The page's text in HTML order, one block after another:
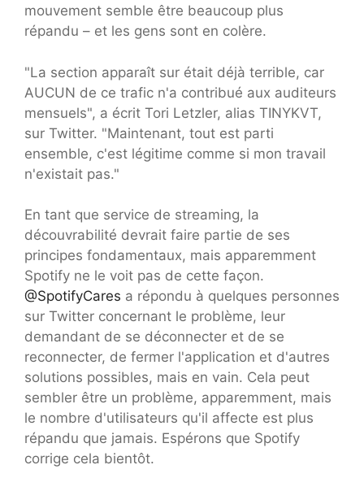
mouvement semble être beaucoup plus
répandu – et les gens sont en colère.
"La section apparaît sur était déjà terrible, car
AUCUN de ce trafic n'a contribué aux auditeurs
mensuels", a écrit Tori Letzler, alias TINYKVT,
sur Twitter. "Maintenant, tout est parti
ensemble, c'est légitime comme si mon travail
n'existait pas."
En tant que service de streaming, la
découvrabilité devrait faire partie de ses
principes fondamentaux, mais apparemment
Spotify ne le voit pas de cette façon.
@SpotifyCares a répondu à quelques personnes
sur Twitter concernant le problème, leur
demandant de se déconnecter et de se
reconnecter, de fermer l'application et d'autres
solutions possibles, mais en vain. Cela peut
sembler être un problème, apparemment, mais
le nombre d'utilisateurs qu'il affecte est plus
répandu que jamais. Espérons que Spotify
corrige cela bientôt.